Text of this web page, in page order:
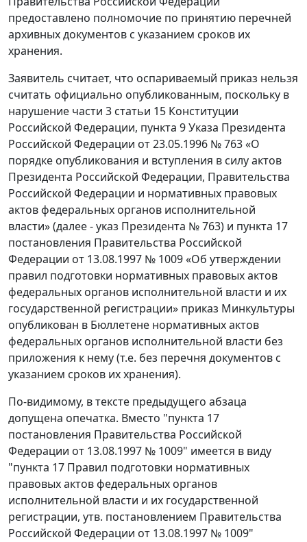
предоставлено полномочие по принятию перечней
архивных документов с указанием сроков их
хранения.
Заявитель считает, что оспариваемый приказ нельзя
считать официально опубликованным, поскольку в
нарушение части 3 статьи 15 Конституции
Российской Федерации, пункта 9 Указа Президента
Российской Федерации от 23.05.1996 № 763 «О
порядке опубликования и вступления в силу актов
Президента Российской Федерации, Правительства
Российской Федерации и нормативных правовых
актов федеральных органов исполнительной
власти» (далее - указ Президента № 763) и пункта 17
постановления Правительства Российской
Федерации от 13.08.1997 № 1009 «Об утверждении
правил подготовки нормативных правовых актов
федеральных органов исполнительной власти и их
государственной регистрации» приказ Минкультуры
опубликован в Бюллетене нормативных актов
федеральных органов исполнительной власти без
приложения к нему (т.е. без перечня документов с
указанием сроков их хранения).
По-видимому, в тексте предыдущего абзаца
допущена опечатка. Вместо "пункта 17
постановления Правительства Российской
Федерации от 13.08.1997 № 1009" имеется в виду
"пункта 17 Правил подготовки нормативных
правовых актов федеральных органов
исполнительной власти и их государственной
регистрации, утв. постановлением Правительства
Российской Федерации от 13.08.1997 № 1009"